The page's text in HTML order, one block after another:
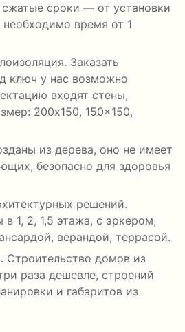
сроки — от установки
необходимо время от 1
Заказать
ключ у нас возможно
входят стены,
200x150, 150x150,
из дерева, оно не имеет
безопасно для здоровья
решений.
1, 2, 1,5 этажа, с эркером,
верандой, террасой.
Строительство домов из
раза дешевле, строений
и габаритов из